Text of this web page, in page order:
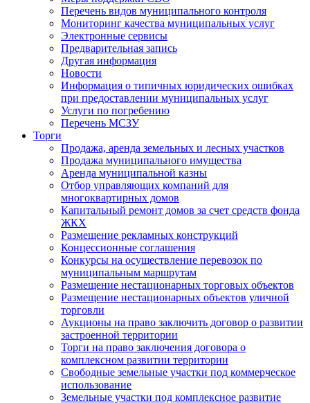
Перечень видов муниципального контроля
Мониторинг качества муниципальных услуг
Электронные сервисы
Предварительная запись
Другая информация
Новости
Информация о типичных юридических ошибках
при предоставлении муниципальных услуг
Услуги по погребению
Перечень МСЗУ
Торги
Продажа, аренда земельных и лесных участков
Продажа муниципального имущества
Аренда муниципальной казны
Отбор управляющих компаний для
многоквартирных домов
Капитальный ремонт домов за счет средств фонда
ЖКХ
Размещение рекламных конструкций
Концессионные соглашения
Конкурсы на осуществление перевозок по
муниципальным маршрутам
Размещение нестационарных торговых объектов
Размещение нестационарных объектов уличной
торговли
Аукционы на право заключить договор о развитии
застроенной территории
Торги на право заключения договора о
комплексном развитии территории
Свободные земельные участки под коммерческое
использование
Земельные участки под комплексное развитие